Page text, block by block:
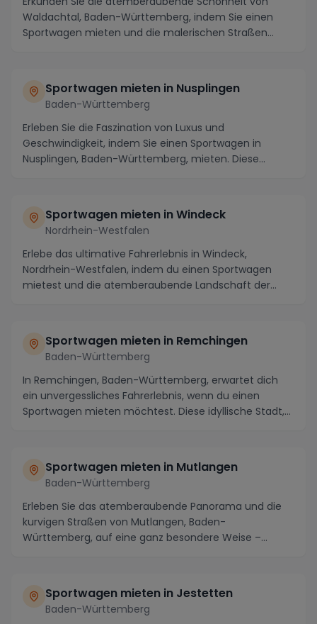
Waldachtal, Baden-Württemberg, indem Sie einen
Sportwagen mieten und die malerischen Straßen
Sportwagen mieten in Nusplingen
Baden-Württemberg
Erleben Sie die Faszination von Luxus und
Geschwindigkeit, indem Sie einen Sportwagen in
Nusplingen, Baden-Württemberg, mieten. Diese
Sportwagen mieten in Windeck
Nordrhein-Westfalen
Erlebe das ultimative Fahrerlebnis in Windeck,
Nordrhein-Westfalen, indem du einen Sportwagen
mietest und die atemberaubende Landschaft der
Sportwagen mieten in Remchingen
Baden-Württemberg
In Remchingen, Baden-Württemberg, erwartet dich
ein unvergessliches Fahrerlebnis, wenn du einen
Sportwagen mieten möchtest. Diese idyllische Stadt,
Sportwagen mieten in Mutlangen
Baden-Württemberg
Erleben Sie das atemberaubende Panorama und die
kurvigen Straßen von Mutlangen, Baden-
Württemberg, auf eine ganz besondere Weise –
Sportwagen mieten in Jestetten
Baden-Württemberg